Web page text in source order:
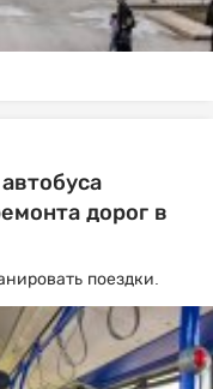
дорог в
поездки.